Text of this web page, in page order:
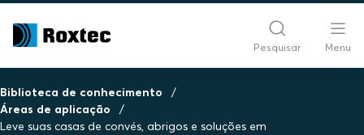
Pesquisar Menu
Biblioteca de conhecimento
Áreas de aplicação
Leve suas casas de convés, abrigos e soluções em